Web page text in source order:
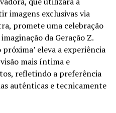
imagens exclusivas via
promete uma celebração
da Geração Z.
próxima’ eleva a experiência
mais íntima e
refletindo a preferência
autênticas e tecnicamente